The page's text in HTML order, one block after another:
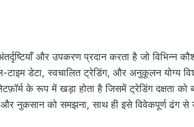
और उपकरण प्रदान करता है जो विभिन्न
टाइम डेटा, स्वचालित ट्रेडिंग, और अनुकूलन योग्य
के रूप में खड़ा होता है जिसमें ट्रेडिंग दक्षता को
नुकसान को समझना, साथ ही इसे विवेकपूर्ण ढंग